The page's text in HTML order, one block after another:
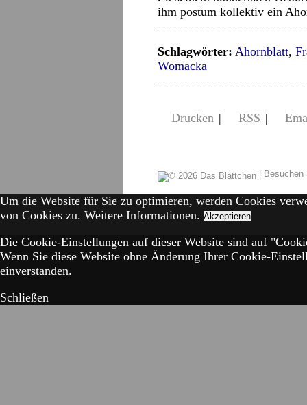
ihm postum kollektiv ein
Schlagwörter: Ahornblatt,
Womacka
Drucken | RSS |
|
Um die Website für Sie zu optimieren, werden Cookies
von Cookies zu. Weitere Informationen. Akzeptieren
Die Cookie-Einstellungen auf dieser Website sind auf
Wenn Sie diese Website ohne Änderung Ihrer Cookie-
einverstanden.
Schließen